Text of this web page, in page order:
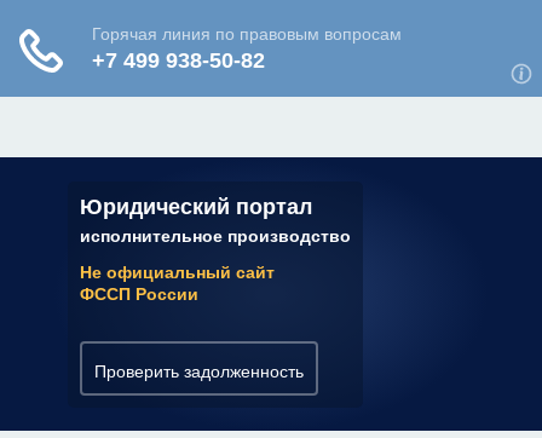
Юридический портал
исполнительное производство
Не официальный сайт
ФССП России
Проверить задолженность
✆ 7 (800) 350-22-64